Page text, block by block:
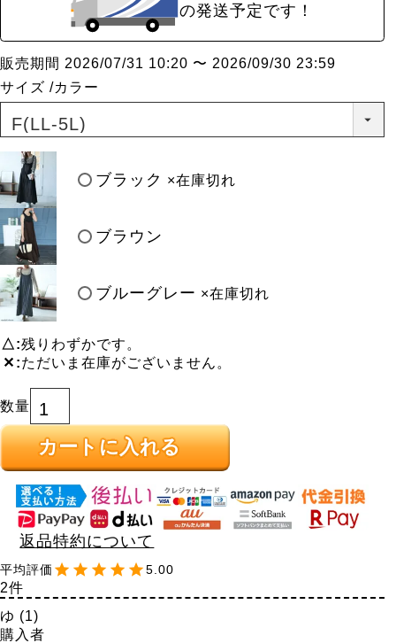
の発送予定です！
販売期間 2026/07/31 10:20 〜 2026/09/30 23:59
サイズ
カラー
ブラック ×在庫切れ
ブラウン
ブルーグレー ×在庫切れ
△ 残りわずかです。
✕ ただいま在庫がございません。
カートに入れる
返品特約について
5.00
2
ゆ
1
購入者